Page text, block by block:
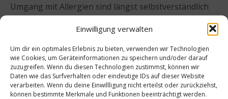
Einwilligung verwalten
Um dir ein optimales Erlebnis zu bieten, verwenden wir Technologien
wie Cookies, um Geräteinformationen zu speichern und/oder darauf
zuzugreifen. Wenn du diesen Technologien zustimmst, können wir
Daten wie das Surfverhalten oder eindeutige IDs auf dieser Website
verarbeiten. Wenn du deine Einwillligung nicht erteilst oder zurückziehst,
können bestimmte Merkmale und Funktionen beeinträchtigt werden.
Umgang mit Allergien sind längst selbstverständlich
außergewöhnlichen Locations: 5ob Rooftop-Bar,
Boutiquehotel oder Weinkeller.
Wo sehen Sie das größte Potenzial für Restaurants
und Hotels?